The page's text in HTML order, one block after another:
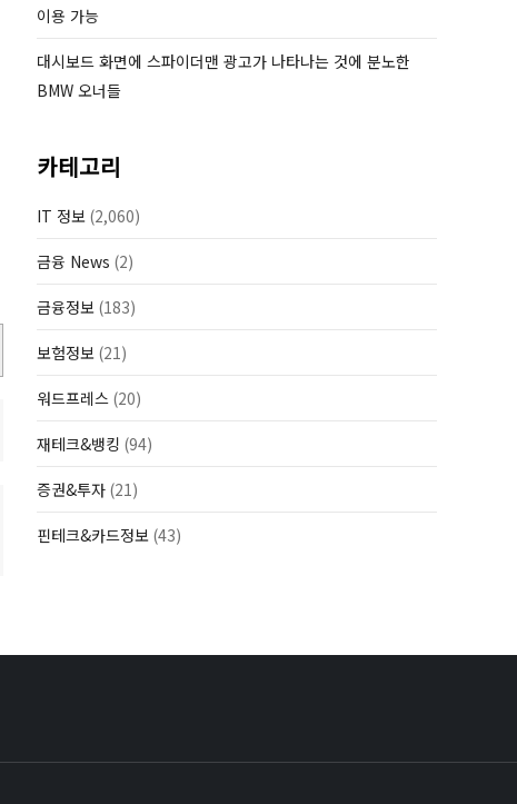
이용 가능
대시보드 화면에 스파이더맨 광고가 나타나는 것에 분노한
BMW 오너들
카테고리
IT 정보 (2,060)
금융 News (2)
금융정보 (183)
보험정보 (21)
워드프레스 (20)
재테크&뱅킹 (94)
증권&투자 (21)
핀테크&카드정보 (43)